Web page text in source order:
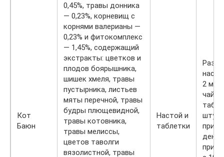
Кот
Баюн
0,45%, травы донника
— 0,23%, корневищ с
корнями валерианы —
0,23% и фитокомплекс
— 1,45%, содержащий
экстракты: цветков и
плодов боярышника,
шишек хмеля, травы
пустырника, листьев
мяты перечной, травы
будры плющевидной,
травы котовника,
травы мелиссы,
цветов таволги
вязолистной, травы
Настой и
таблетки
2 мл
день.